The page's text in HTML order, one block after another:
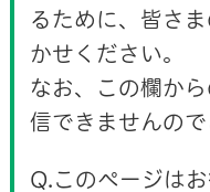
るために、皆さ
かせください。
なお、この欄か
信できませんので
Q.このページは